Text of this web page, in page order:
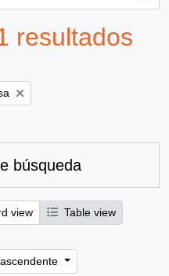
resultados
filter:
búsqueda
view
Table view